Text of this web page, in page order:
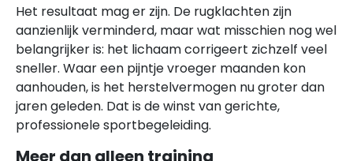
Het resultaat mag er zijn. De rugklachten zijn
aanzienlijk verminderd, maar wat misschien nog wel
belangrijker is: het lichaam corrigeert zichzelf veel
sneller. Waar een pijntje vroeger maanden kon
aanhouden, is het herstelvermogen nu groter dan
jaren geleden. Dat is de winst van gerichte,
professionele sportbegeleiding.
Meer dan alleen training